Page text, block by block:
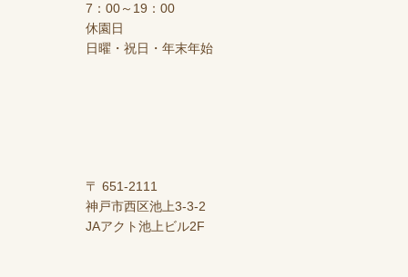
7：00～19：00
休園日
日曜・祝日・年末年始
〒 651-2111
神戸市西区池上3-3-2
JAアクト池上ビル2F